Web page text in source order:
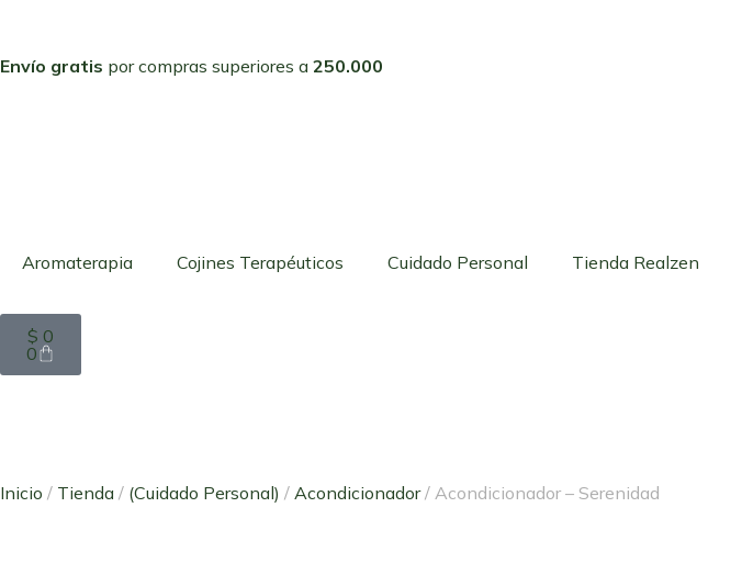
Envío gratis por compras superiores a 250.000
Aromaterapia Cojines Terapéuticos Cuidado Personal Tienda Realzen
$ 0
0
Inicio / Tienda / (Cuidado Personal) / Acondicionador/ Acondicionador – Serenidad